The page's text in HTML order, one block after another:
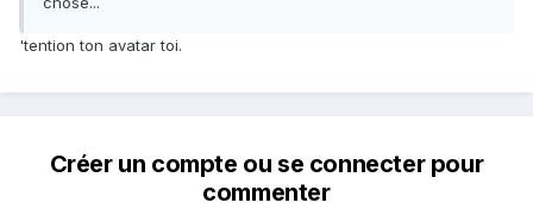
'tention ton avatar toi.
Créer un compte ou se connecter pour
commenter